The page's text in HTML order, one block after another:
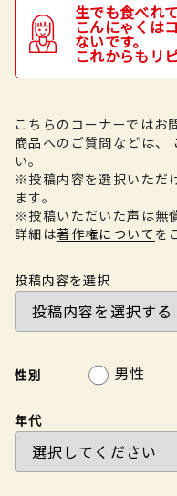
生でも食べれ
こんにゃくは
ないです。
これからもリ
こちらのコーナーではお
商品へのご質問などは、
い。
※投稿内容を選択いただ
ます。
※投稿いただいた声は無
詳細は著作権について を
投稿内容を選択
性別 男性
年代